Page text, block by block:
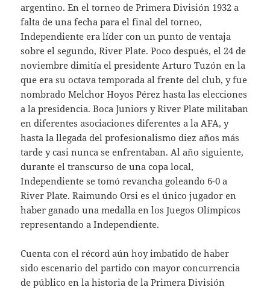
argentino. En el torneo de Primera División 1932 a
falta de una fecha para el final del torneo,
Independiente era líder con un punto de ventaja
sobre el segundo, River Plate. Poco después, el 24 de
noviembre dimitía el presidente Arturo Tuzón en la
que era su octava temporada al frente del club, y fue
nombrado Melchor Hoyos Pérez hasta las elecciones
a la presidencia. Boca Juniors y River Plate militaban
en diferentes asociaciones diferentes a la AFA, y
hasta la llegada del profesionalismo diez años más
tarde y casi nunca se enfrentaban. Al año siguiente,
durante el transcurso de una copa local,
Independiente se tomó revancha goleando 6-0 a
River Plate. Raimundo Orsi es el único jugador en
haber ganado una medalla en los Juegos Olímpicos
representando a Independiente.
Cuenta con el récord aún hoy imbatido de haber
sido escenario del partido con mayor concurrencia
de público en la historia de la Primera División